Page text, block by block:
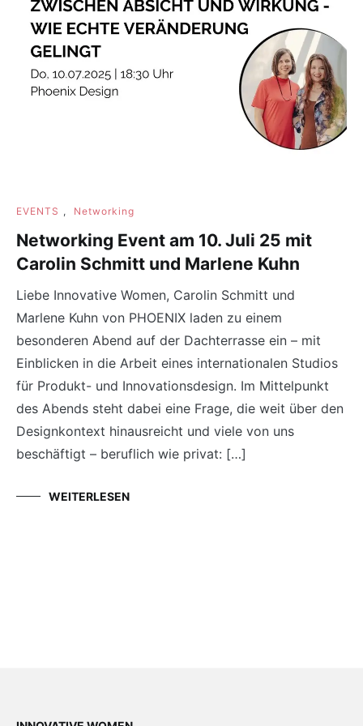
EVENTS , Networking
Networking Event am 10. Juli 25 mit
Carolin Schmitt und Marlene Kuhn
Liebe Innovative Women, Carolin Schmitt und
Marlene Kuhn von PHOENIX laden zu einem
besonderen Abend auf der Dachterrasse ein – mit
Einblicken in die Arbeit eines internationalen Studios
für Produkt- und Innovationsdesign. Im Mittelpunkt
des Abends steht dabei eine Frage, die weit über den
Designkontext hinausreicht und viele von uns
beschäftigt – beruflich wie privat: […]
WEITERLESEN